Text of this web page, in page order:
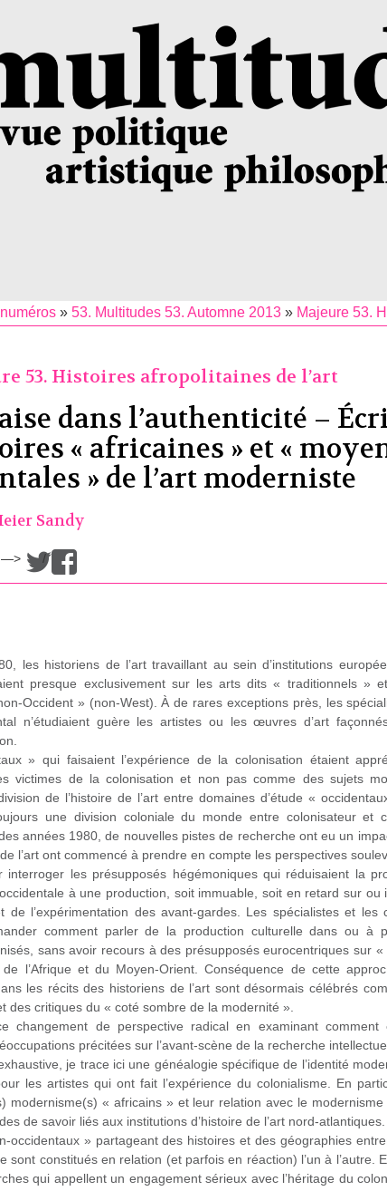
»53. Multitudes 53. Automne 2013 » Majeure 53.
53. Histoires afropolitaines de l’art
dans l’authenticité –
« africaines » et «
» de l’art moderniste
Sandy
—> /
les historiens de l’art travaillant au sein d’institutions
presque exclusivement sur les arts dits « traditionnels »
Occident » (non-West). À de rares exceptions près, les
n’étudiaient guère les artistes ou les œuvres d’art
» qui faisaient l’expérience de la colonisation étaient
victimes de la colonisation et non pas comme des sujets
de l’histoire de l’art entre domaines d’étude «
une division coloniale du monde entre colonisateur et
années 1980, de nouvelles pistes de recherche ont eu un
l’art ont commencé à prendre en compte les perspectives
interroger les présupposés hégémoniques qui réduisaient la
à une production, soit immuable, soit en retard sur ou
de l’expérimentation des avant-gardes. Les spécialistes et les
comment parler de la production culturelle dans ou à
sans avoir recours à des présupposés eurocentriques sur «
l’Afrique et du Moyen-Orient. Conséquence de cette
les récits des historiens de l’art sont désormais célébrés
des critiques du « coté sombre de la modernité ».
changement de perspective radical en examinant comment
précitées sur l’avant-scène de la recherche
je trace ici une généalogie spécifique de l’identité
les artistes qui ont fait l’expérience du colonialisme. En
modernisme(s) « africains » et leur relation avec le modernisme
de savoir liés aux institutions d’histoire de l’art nord-atlantiques.
occidentaux » partageant des histoires et des géographies
sont constitués en relation (et parfois en réaction) l’un à l’autre.
qui appellent un engagement sérieux avec l’héritage du